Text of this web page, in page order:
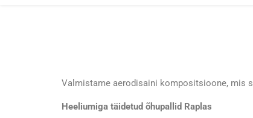
Valmistame aerodisaini kompositsioone, mis
Heeliumiga täidetud õhupallid Raplas